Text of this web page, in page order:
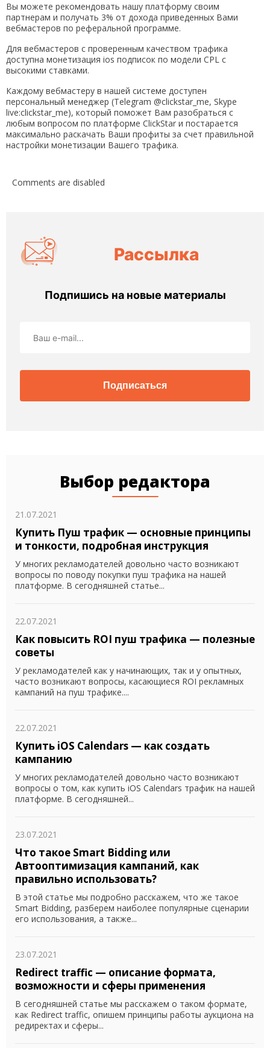
Вы можете рекомендовать нашу платформу своим
партнерам и получать 3% от дохода приведенных Вами
вебмастеров по реферальной программе.
Для вебмастеров с проверенным качеством трафика
доступна монетизация ios подписок по модели CPL c
высокими ставками.
Каждому вебмастеру в нашей системе доступен
персональный менеджер (Telegram @clickstar_me, Skype
live:clickstar_me), который поможет Вам разобраться с
любым вопросом по платформе ClickStar и постарается
максимально раскачать Ваши профиты за счет правильной
настройки монетизации Вашего трафика.
Comments are disabled
Рассылка
Подпишись на новые материалы
Подписаться
Выбор редактора
21.07.2021
Купить Пуш трафик — основные принципы
и тонкости, подробная инструкция
У многих рекламодателей довольно часто возникают
вопросы по поводу покупки пуш трафика на нашей
платформе. В сегодняшней статье...
22.07.2021
Как повысить ROI пуш трафика — полезные
советы
У рекламодателей как у начинающих, так и у опытных,
часто возникают вопросы, касающиеся ROI рекламных
кампаний на пуш трафике....
22.07.2021
Купить iOS Calendars — как создать
кампанию
У многих рекламодателей довольно часто возникают
вопросы о том, как купить iOS Calendars трафик на нашей
платформе. В сегодняшней...
23.07.2021
Что такое Smart Bidding или
Автооптимизация кампаний, как
правильно использовать?
В этой статье мы подробно расскажем, что же такое
Smart Bidding, разберем наиболее популярные сценарии
его использования, а также...
23.07.2021
Redirect traffic — описание формата,
возможности и сферы применения
В сегодняшней статье мы расскажем о таком формате,
как Redirect traffic, опишем принципы работы аукциона на
редиректах и сферы...